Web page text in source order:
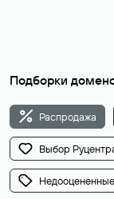
Подборки
Распродажа
Выбор